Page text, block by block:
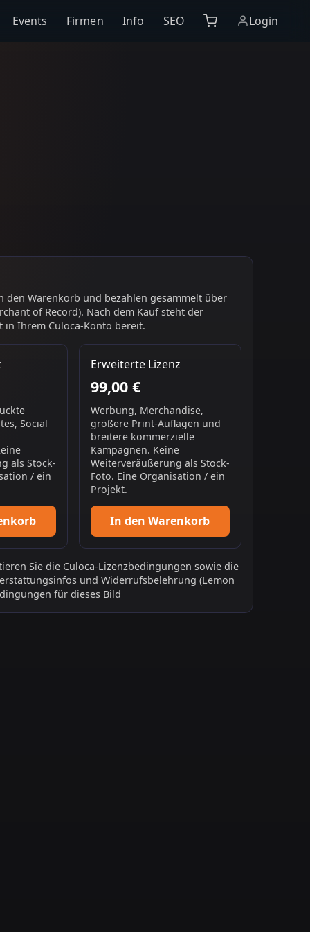
Events Firmen Info SEO Login
den Warenkorb und bezahlen gesammelt über
of Record). Nach dem Kauf steht der
in Ihrem Culoca-Konto bereit.
Social
als Stock-
/ ein
Erweiterte Lizenz
99,00 €
Werbung, Merchandise,
größere Print-Auflagen und
breitere kommerzielle
Kampagnen. Keine
Weiterveräußerung als Stock-
Foto. Eine Organisation / ein
Projekt.
In den Warenkorb
Sie die Culoca-Lizenzbedingungen sowie die
und Widerrufsbelehrung (Lemon
für dieses Bild